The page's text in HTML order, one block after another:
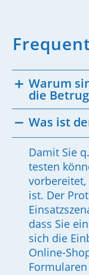
Warum
die
Was ist
Damit Sie
testen
ist. Der
dass Sie
sich die
Online-